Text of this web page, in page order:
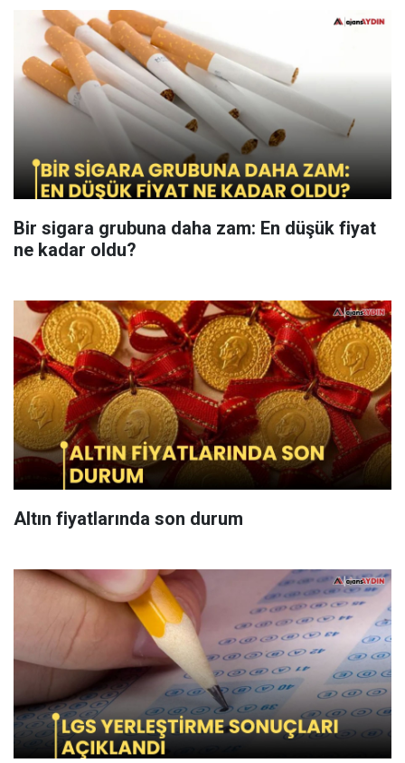
Bir sigara grubuna daha zam: En düşük fiyat
ne kadar oldu?
Altın fiyatlarında son durum